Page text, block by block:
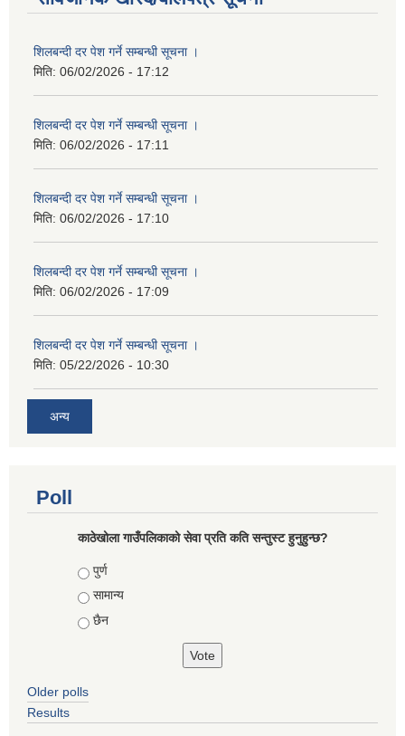
शिलबन्दी दर पेश गर्ने सम्बन्धी सूचना ।
मिति: 06/02/2026 - 17:12
शिलबन्दी दर पेश गर्ने सम्बन्धी सूचना ।
मिति: 06/02/2026 - 17:11
शिलबन्दी दर पेश गर्ने सम्बन्धी सूचना ।
मिति: 06/02/2026 - 17:10
शिलबन्दी दर पेश गर्ने सम्बन्धी सूचना ।
मिति: 06/02/2026 - 17:09
शिलबन्दी दर पेश गर्ने सम्बन्धी सूचना ।
मिति: 05/22/2026 - 10:30
अन्य
Poll
काठेखोला गाउँपलिकाको सेवा प्रति कति सन्तुस्ट हुनुहुन्छ?
Choices
पुर्ण
सामान्य
छैन
Older polls
Results